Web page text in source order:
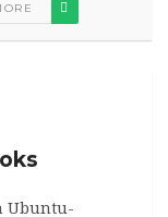
Ubuntu-